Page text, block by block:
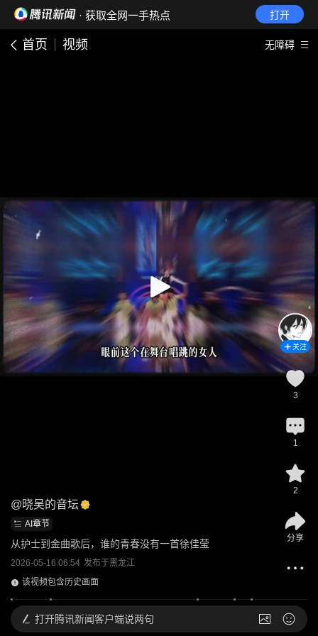
· 获取全网一手热点 打开
首页 视频 无障碍
@晓吴的音坛
AI章节
从护士到金曲歌后，谁的青春没有一首徐佳莹
2026-05-16 06:54 发布于黑龙江
该视频包含历史画面
关注
3
1
2
分享
打开腾讯新闻客户端说两句